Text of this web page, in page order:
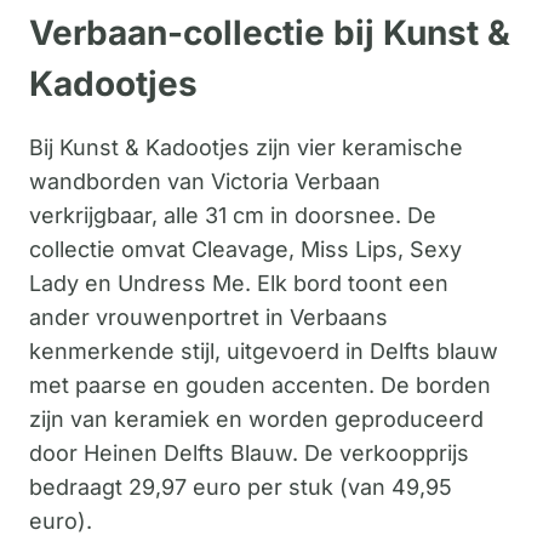
Verbaan-collectie bij Kunst &
Kadootjes
Bij Kunst & Kadootjes zijn vier keramische
wandborden van Victoria Verbaan
verkrijgbaar, alle 31 cm in doorsnee. De
collectie omvat Cleavage, Miss Lips, Sexy
Lady en Undress Me. Elk bord toont een
ander vrouwenportret in Verbaans
kenmerkende stijl, uitgevoerd in Delfts blauw
met paarse en gouden accenten. De borden
zijn van keramiek en worden geproduceerd
door Heinen Delfts Blauw. De verkoopprijs
bedraagt 29,97 euro per stuk (van 49,95
euro).